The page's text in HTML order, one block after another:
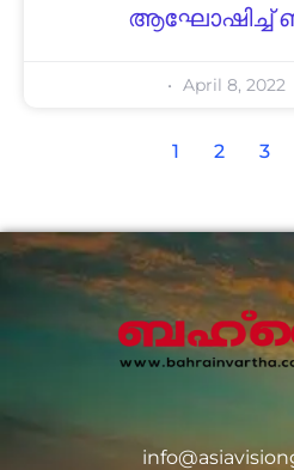
ആഘോഷിച്ച്
April 8, 2022
1 2 3